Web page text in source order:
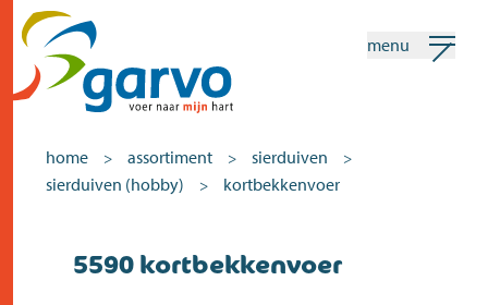
home
menu
home > assortiment > sierduiven >
sierduiven (hobby) > kortbekkenvoer
5590 kortbekkenvoer